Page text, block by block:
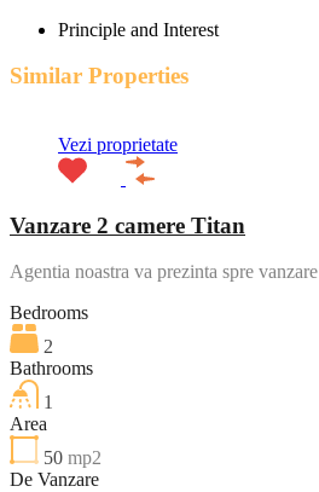
Principle and Interest
Similar Properties
Vezi proprietate
Vanzare 2 camere Titan
Agentia noastra va prezinta spre
Bedrooms
2
Bathrooms
1
Area
50 mp2
De Vanzare